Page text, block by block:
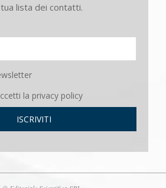
tua lista dei contatti.
la privacy policy